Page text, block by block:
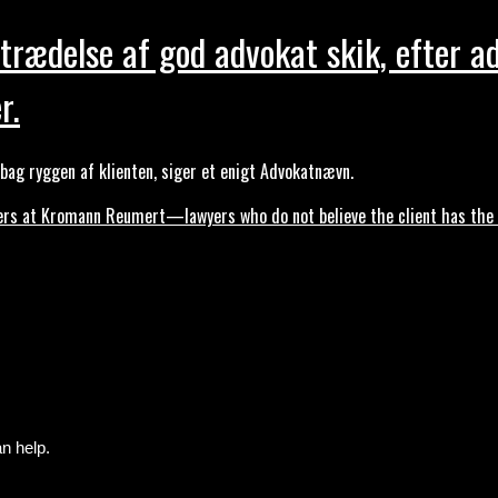
af god advokat skik, efter
ryggen af klienten, siger et enigt Advokatnævn.
at Kromann Reumert—lawyers who do not believe the client has
help.